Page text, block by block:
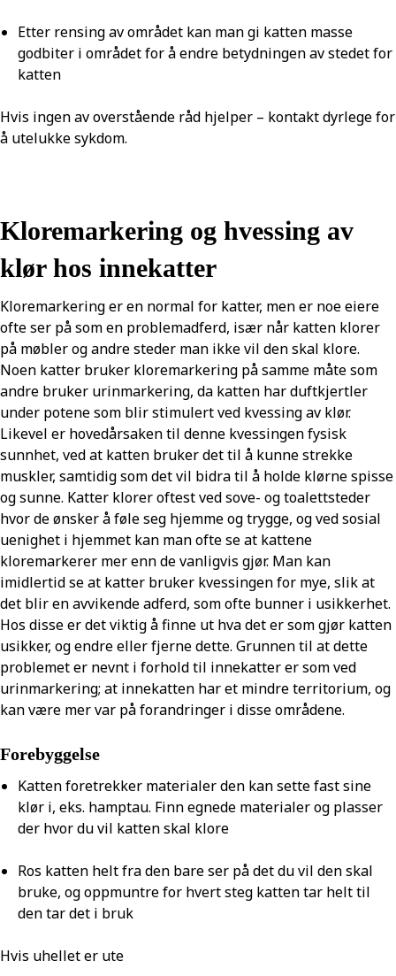
Etter rensing av området kan man gi katten masse
godbiter i området for å endre betydningen av stedet for
katten
Hvis ingen av overstående råd hjelper – kontakt dyrlege for
å utelukke sykdom.
Kloremarkering og hvessing av
klør hos innekatter
Kloremarkering er en normal for katter, men er noe eiere
ofte ser på som en problemadferd, især når katten klorer
på møbler og andre steder man ikke vil den skal klore.
Noen katter bruker kloremarkering på samme måte som
andre bruker urinmarkering, da katten har duftkjertler
under potene som blir stimulert ved kvessing av klør.
Likevel er hovedårsaken til denne kvessingen fysisk
sunnhet, ved at katten bruker det til å kunne strekke
muskler, samtidig som det vil bidra til å holde klørne spisse
og sunne. Katter klorer oftest ved sove- og toalettsteder
hvor de ønsker å føle seg hjemme og trygge, og ved sosial
uenighet i hjemmet kan man ofte se at kattene
kloremarkerer mer enn de vanligvis gjør. Man kan
imidlertid se at katter bruker kvessingen for mye, slik at
det blir en avvikende adferd, som ofte bunner i usikkerhet.
Hos disse er det viktig å finne ut hva det er som gjør katten
usikker, og endre eller fjerne dette. Grunnen til at dette
problemet er nevnt i forhold til innekatter er som ved
urinmarkering; at innekatten har et mindre territorium, og
kan være mer var på forandringer i disse områdene.
Forebyggelse
Katten foretrekker materialer den kan sette fast sine
klør i, eks. hamptau. Finn egnede materialer og plasser
der hvor du vil katten skal klore
Ros katten helt fra den bare ser på det du vil den skal
bruke, og oppmuntre for hvert steg katten tar helt til
den tar det i bruk
Hvis uhellet er ute